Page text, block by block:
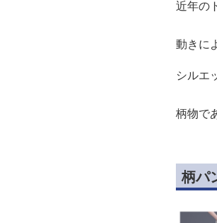
近年の
動きに
シルエ
柄物で
柄パ